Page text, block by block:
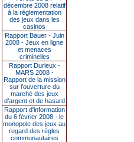
décembre 2008 relatif
à la réglementation
des jeux dans les
casinos
Rapport Bauer - Juin
2008 - Jeux en ligne
et menaces
criminelles
Rapport Durieux -
MARS 2008 -
Rapport de la mission
sur l’ouverture du
marché des jeux
d’argent et de hasard
Rapport d'information
du 6 février 2008 - le
monopole des jeux au
regard des règles
communautaires